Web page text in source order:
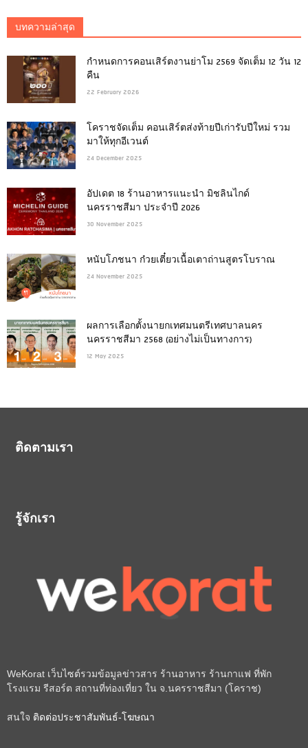
บทความล่าสุด
กำหนดการคอนเสิร์ตงานย่าโม 2569 จัดเต็ม 12 วัน 12
คืน
22 February 2026
โคราชจัดเต็ม คอนเสิร์ตส่งท้ายปีเก่ารับปีใหม่ รวม
มาให้ทุกอีเวนต์
24 December 2025
อัปเดต 18 ร้านอาหารแนะนำ มิชลินไกด์
นครราชสีมา ประจำปี 2026
30 November 2025
หนับโภชนา ก๋วยเตี๋ยวเนื้อเตาถ่านสูตรโบราณ
24 November 2025
ผลการเลือกตั้งนายกเทศมนตรีเทศบาลนคร
นครราชสีมา 2568 (อย่างไม่เป็นทางการ)
12 May 2025
ติดตามเรา
รู้จักเรา
WeKorat เว็บไซต์รวมข้อมูลข่าวสาร ร้านอาหาร ร้านกาแฟ ที่พัก
โรงแรม รีสอร์ต สถานที่ท่องเที่ยว ใน จ.นครราชสีมา (โคราช)
สนใจ ติดต่อประชาสัมพันธ์-โฆษณา